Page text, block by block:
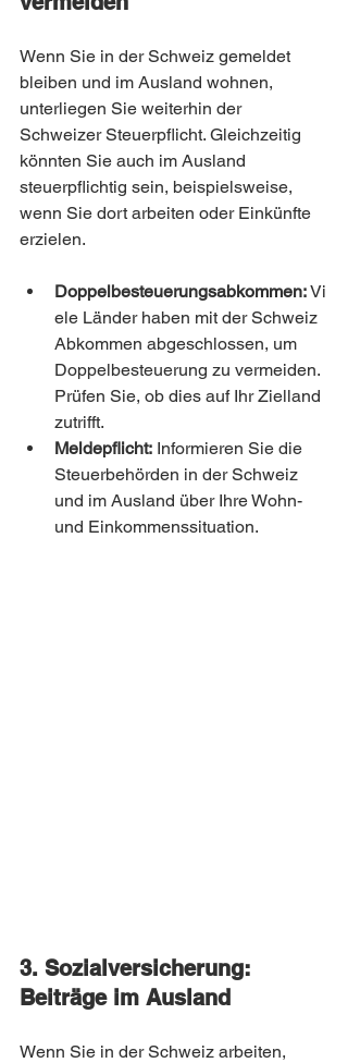
Wenn Sie in der Schweiz gemeldet
bleiben und im Ausland wohnen,
unterliegen Sie weiterhin der
Schweizer Steuerpflicht. Gleichzeitig
könnten Sie auch im Ausland
steuerpflichtig sein, beispielsweise,
wenn Sie dort arbeiten oder Einkünfte
erzielen.
Doppelbesteuerungsabkommen: Vi
ele Länder haben mit der Schweiz
Abkommen abgeschlossen, um
Doppelbesteuerung zu vermeiden.
Prüfen Sie, ob dies auf Ihr Zielland
zutrifft.
Meldepflicht: Informieren Sie die
Steuerbehörden in der Schweiz
und im Ausland über Ihre Wohn-
und Einkommenssituation.
3. Sozialversicherung:
Beiträge im Ausland
Wenn Sie in der Schweiz arbeiten,